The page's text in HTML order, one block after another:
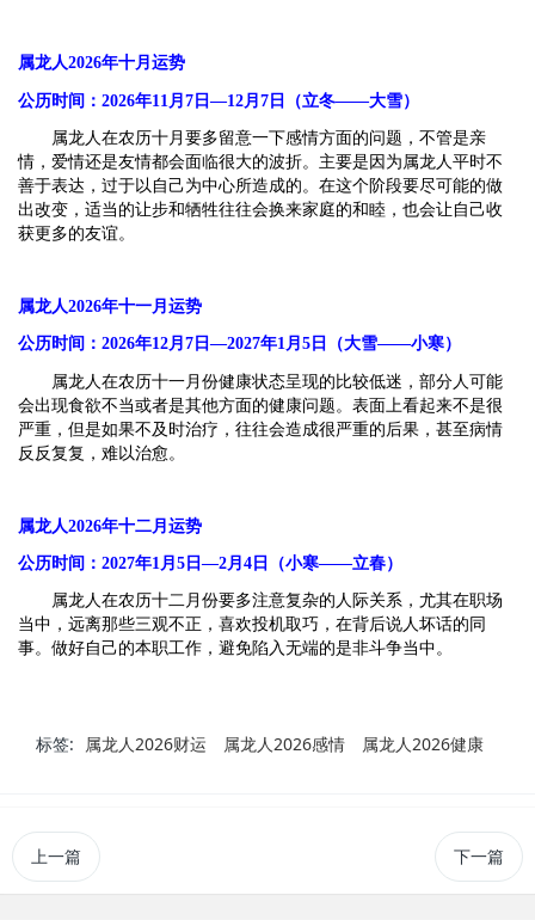
属龙人2026年十月运势
公历时间：2026年11月7日—12月7日（立冬——大雪）
属龙人在农历十月要多留意一下感情方面的问题，不管是亲
情，爱情还是友情都会面临很大的波折。主要是因为属龙人平时不
善于表达，过于以自己为中心所造成的。在这个阶段要尽可能的做
出改变，适当的让步和牺牲往往会换来家庭的和睦，也会让自己收
获更多的友谊。
属龙人2026年十一月运势
公历时间：2026年12月7日—2027年1月5日（大雪——小寒）
属龙人在农历十一月份健康状态呈现的比较低迷，部分人可能
会出现食欲不当或者是其他方面的健康问题。表面上看起来不是很
严重，但是如果不及时治疗，往往会造成很严重的后果，甚至病情
反反复复，难以治愈。
属龙人2026年十二月运势
公历时间：2027年1月5日—2月4日（小寒——立春）
属龙人在农历十二月份要多注意复杂的人际关系，尤其在职场
当中，远离那些三观不正，喜欢投机取巧，在背后说人坏话的同
事。做好自己的本职工作，避免陷入无端的是非斗争当中。
标签: 属龙人2026财运 属龙人2026感情 属龙人2026健康
上一篇 下一篇